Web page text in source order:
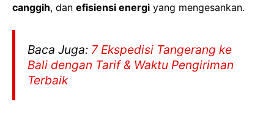
canggih, dan efisiensi energi yang mengesankan.
Baca Juga: 7 Ekspedisi Tangerang ke
Bali dengan Tarif & Waktu Pengiriman
Terbaik